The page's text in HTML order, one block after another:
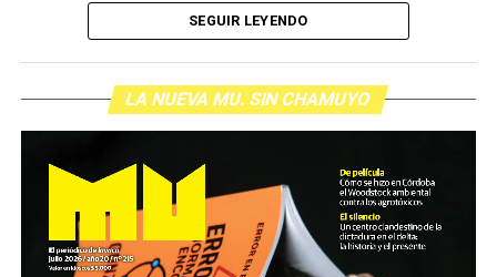
SEGUIR LEYENDO
LA NUEVA MU. SIN CHAMUYO